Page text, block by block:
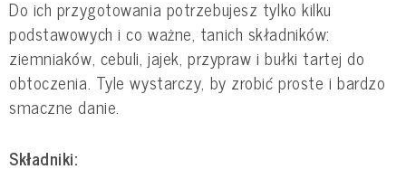
Do ich przygotowania potrzebujesz tylko kilku
podstawowych i co ważne, tanich składników:
ziemniaków, cebuli, jajek, przypraw i bułki tartej do
obtoczenia. Tyle wystarczy, by zrobić proste i bardzo
smaczne danie.
Składniki: